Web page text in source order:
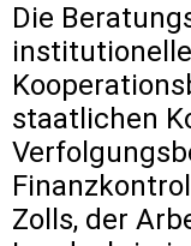
Die
institutionelle
staatlichen
Zolls, der